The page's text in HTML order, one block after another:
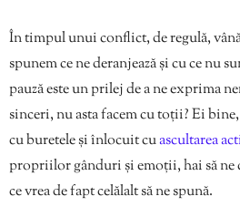
În timpul unui conflict, de regulă,
spunem ce ne deranjează și cu ce nu
pauză este un prilej de a ne exprima
sinceri, nu asta facem cu toții? Ei
cu buretele și înlocuit cuascultarea
propriilor gânduri și emoții, hai să ne
ce vrea de fapt celălalt să ne spună.